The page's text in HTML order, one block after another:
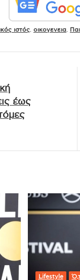
ιστός οικογενεια
έως
Lifestyle